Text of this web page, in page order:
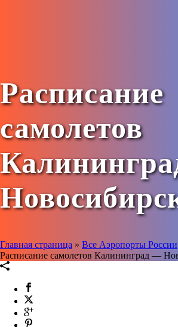
Расписание
самолетов
Главная страница » Все Аэропорты России
Расписание самолетов Калининград —